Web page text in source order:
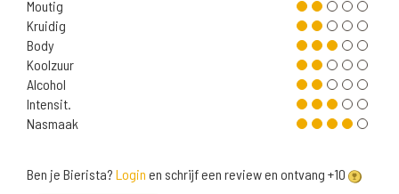
Moutig
Kruidig
Body
Koolzuur
Alcohol
Intensit.
Nasmaak
Ben je Bierista? Login en schrijf een review en ontvang +10